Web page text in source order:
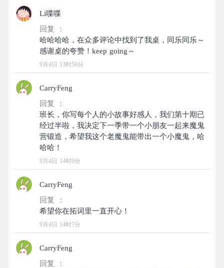
Li喋喋
回复 ：
哈哈哈哈，在众多评论中找到了我桌，同乐同乐～
9月4日 13时56分
CarryFeng
回复 ：
班长，你写每个人的小故事好感人，我们第十期已
经过半啦，我决定下一季带一个小朋友一起来魔鬼
营锻造，希望我这个老魔鬼能带出一个小魔鬼，哈
9月4日 14时0分
CarryFeng
回复 ：
9月4日 14时7分
CarryFeng
回复 ：